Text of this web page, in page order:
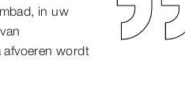
in uw
afvoeren wordt